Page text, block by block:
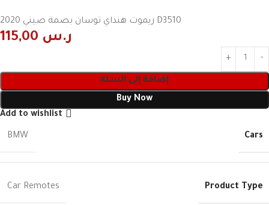
D3510 ريموت هنداي توسان بصمة صيني 2020
ر.س
إضافة إلى السلة
Buy Now
Add to wishlist
Cars
BMW
Product Type
Car Remotes